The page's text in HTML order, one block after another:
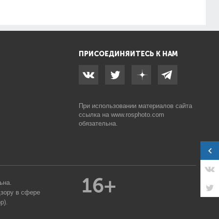
ПРИСОЕДИНЯЙТЕСЬ К НАМ
При использовании материалов сайта
ссылка на www.rosphoto.com
обязательна.
в сфере